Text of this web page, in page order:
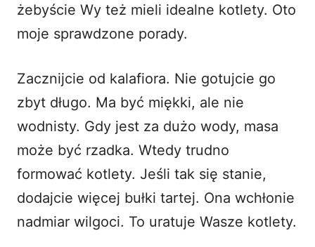
żebyście Wy też mieli idealne kotlety. Oto
moje sprawdzone porady.
Zacznijcie od kalafiora. Nie gotujcie go
zbyt długo. Ma być miękki, ale nie
wodnisty. Gdy jest za dużo wody, masa
może być rzadka. Wtedy trudno
formować kotlety. Jeśli tak się stanie,
dodajcie więcej bułki tartej. Ona wchłonie
nadmiar wilgoci. To uratuje Wasze kotlety.